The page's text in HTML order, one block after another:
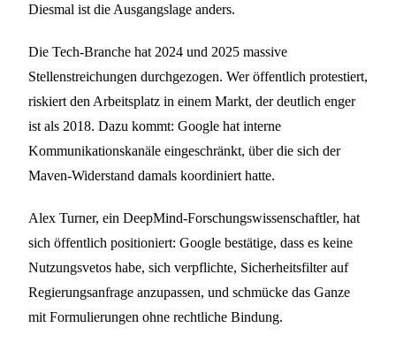
Diesmal ist die Ausgangslage anders.
Die Tech-Branche hat 2024 und 2025 massive
Stellenstreichungen durchgezogen. Wer öffentlich protestiert,
riskiert den Arbeitsplatz in einem Markt, der deutlich enger
ist als 2018. Dazu kommt: Google hat interne
Kommunikationskanäle eingeschränkt, über die sich der
Maven-Widerstand damals koordiniert hatte.
Alex Turner, ein DeepMind-Forschungswissenschaftler, hat
sich öffentlich positioniert: Google bestätige, dass es keine
Nutzungsvetos habe, sich verpflichte, Sicherheitsfilter auf
Regierungsanfrage anzupassen, und schmücke das Ganze
mit Formulierungen ohne rechtliche Bindung.